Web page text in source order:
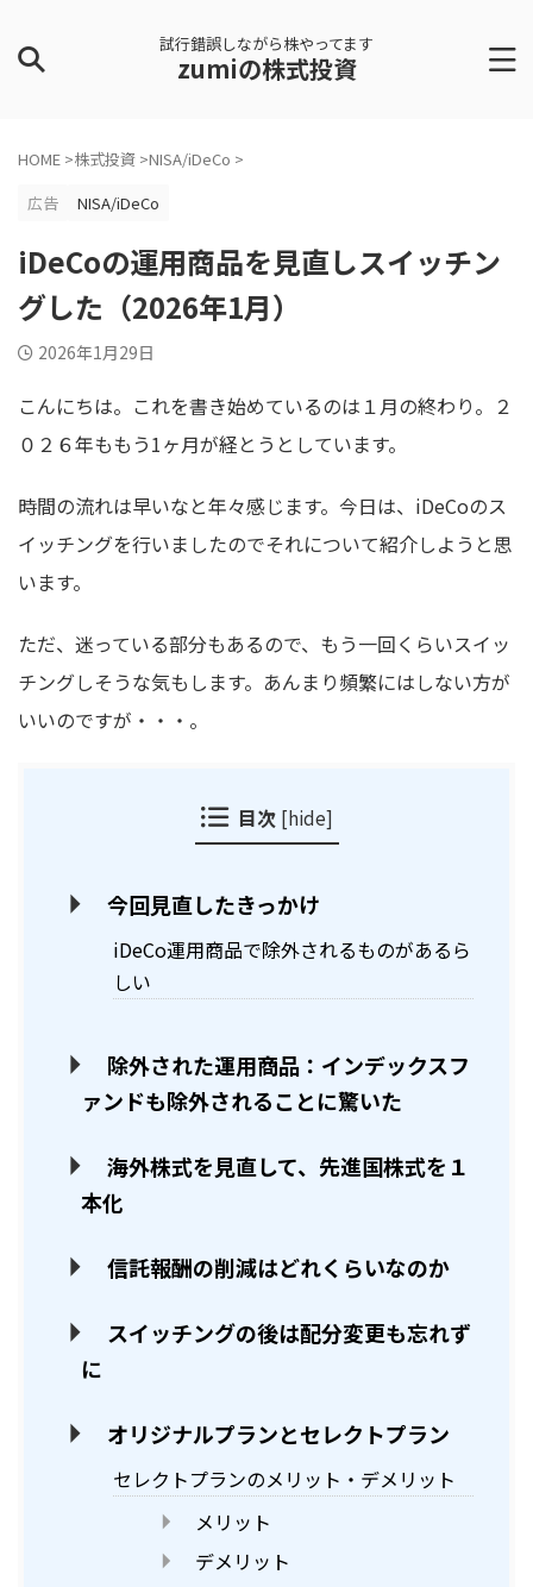
試行錯誤しながら株やってます
zumiの株式投資
HOME >株式投資 >NISA/iDeCo >
広告
NISA/iDeCo
iDeCoの運用商品を見直しスイッチン
グした（2026年1月）
2026年1月29日
こんにちは。これを書き始めているのは１月の終わり。２
０２６年ももう1ヶ月が経とうとしています。
時間の流れは早いなと年々感じます。今日は、iDeCoのス
イッチングを行いましたのでそれについて紹介しようと思
います。
ただ、迷っている部分もあるので、もう一回くらいスイッ
チングしそうな気もします。あんまり頻繁にはしない方が
いいのですが・・・。
目次 [hide]
今回見直したきっかけ
iDeCo運用商品で除外されるものがあるら
しい
除外された運用商品：インデックスフ
ァンドも除外されることに驚いた
海外株式を見直して、先進国株式を１
本化
信託報酬の削減はどれくらいなのか
スイッチングの後は配分変更も忘れず
に
オリジナルプランとセレクトプラン
セレクトプランのメリット・デメリット
メリット
デメリット